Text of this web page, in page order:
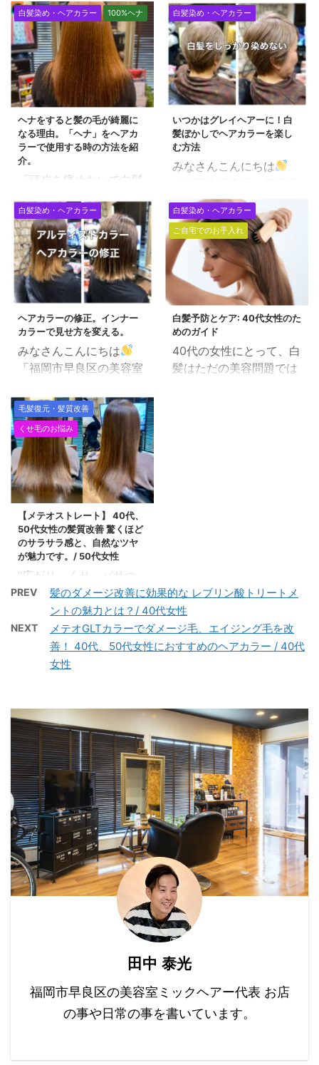
白髪染め・ヘアカラー 100%ヘナ
ヘナをすると髪の毛が綺麗に
なる理由。「ヘナ」をヘアカ
ラーで使用する時の方法を紹
介。
「頭皮を痛めないで白髪
の中には「ヘナで染め
る」 という選択をされて
いる方も多いのではない
でしょうか？ 100%ヘナ
は「白髪染め」というイ
メージをお持ちの方が大
半かと思いますが、 ヘナ
の特徴としては「ヘアト
リートメント」としても
凄く効果があります。 目
綺麗になる理由 実際にヘ
アカラーでどのように使
用するのか？ ヘナをする
と髪の毛が綺麗になる理
由 本来のヘナの目的は
「ヘアケア」です。ヘナ
のもつ脱脂効果・疏水効
果で頭皮の余計な皮脂を
とり清潔にしていきま
す。 髪の毛に ...
白髪染め・ヘアカラー
いつかはグレイヘアーに！白
髪ぼかしでヘアカラーを楽し
む方法
みなさんこんにちは
で働く美容師」田中で
す。 年齢を重ねるごと
に増える女性の悩み。 特
に１番のお悩みは「白
髪」かと思います。 チラ
ホラでてくるので余計に
気になりますが、いつか
のタイミングでいっその
こと全部真っ白にして、
グレイヘアーにしたいと
思われる方も多いのでは
白髪染め・ヘアカラー
ヘアカラーの修正。インナー
カラーで見せ方を変える。
みなさんこんにちは
「福岡市早良区の美容室
す。 褪色していまった
ヘアカラーの修正です。
前回のヘアカラーから
かなり経過しているの
で、けっこうヤバめで
す。 「ヤンキーみたい。
野良犬みたい。」と言っ
たらキレられました。w
理不尽な世の中です。 ち
なみに、このお客様も白
髪で悩んでいるのです
が、白髪をきっちり染め
ながらヘアカラーを楽し
んでくれています。 「こ
んなに明るいのに白髪染
め？」 なんて思われる方
白髪染め・ヘアカラー
ご自宅でのお手入れ
白髪予防とケア: 40代女性のた
めのガイド
40代の女性にとって、白
髪はただの美容問題では
ことで生じます。 年齢を
重ねると、このメラノサ
イトの機能が自然と衰
え、白髪が現れ始めま
ます。 2. 白髪予防のた
めの栄養素 ...
毛髪復元・髪質改善
くせ毛のお悩み
【メテオストレート】 40代、
50代女性の髪質改善 驚くほど
のサラサラ感と、自然なツヤ
が魅力です。/ 50代女性
“広がり、くせ、パサつ
き… 髪のお悩み、今すぐ
解決しませんか？ メテオ
酸性ストレートで、しな
やかでなめらかな髪へと
変身。驚くほどのサラサ
限に抑えつつ、理想のス
トレートヘアを手に入
れ、毎日のスタイリング
が楽しくなります。 年齢
を重ねるごとに気になっ
てくるのが髪の毛の状
態。 エイジング毛や髪質
の変化に悩んでいる40代
や50代の女性に向けて、
メテオ酸性ストレートの
魅力をご紹介します。 エ
イジング毛と髪質改善の
関係性 年齢やホルモンバ
ランスの変化がもたらす
PREV
髪のダメージ改善に効果的な レブリン酸トリートメ
ントの魅力とは？/ 40代女性
NEXT
メテオGLTカラーでダメージ毛、エイジング毛を改
善！ 40代、50代女性におすすめのヘアカラー / 40代
女性
田中 泰光
福岡市早良区の美容室ミックヘアー代表 お店
の事や日常の事を書いています。